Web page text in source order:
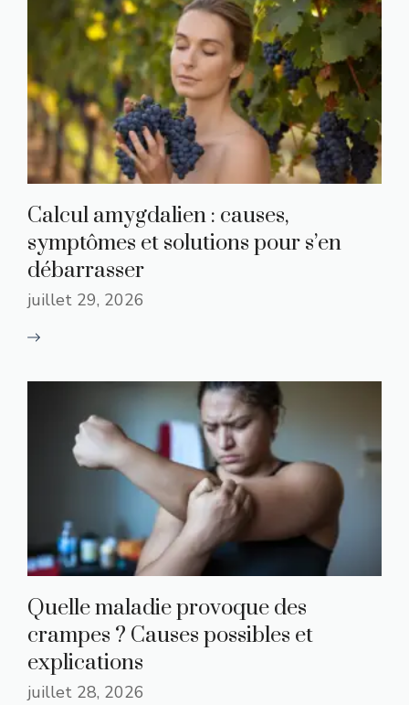
Calcul amygdalien : causes,
symptômes et solutions pour s’en
débarrasser
juillet 29, 2026
Quelle maladie provoque des
crampes ? Causes possibles et
explications
juillet 28, 2026